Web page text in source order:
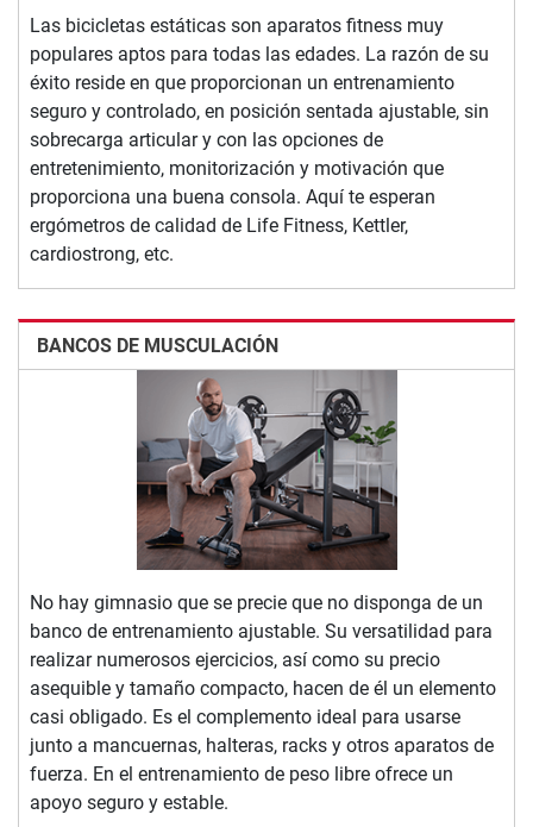
Las bicicletas estáticas son aparatos fitness muy
populares aptos para todas las edades. La razón de su
éxito reside en que proporcionan un entrenamiento
seguro y controlado, en posición sentada ajustable, sin
sobrecarga articular y con las opciones de
entretenimiento, monitorización y motivación que
proporciona una buena consola. Aquí te esperan
ergómetros de calidad de Life Fitness, Kettler,
cardiostrong, etc.
BANCOS DE MUSCULACIÓN
No hay gimnasio que se precie que no disponga de un
banco de entrenamiento ajustable. Su versatilidad para
realizar numerosos ejercicios, así como su precio
asequible y tamaño compacto, hacen de él un elemento
casi obligado. Es el complemento ideal para usarse
junto a mancuernas, halteras, racks y otros aparatos de
fuerza. En el entrenamiento de peso libre ofrece un
apoyo seguro y estable.